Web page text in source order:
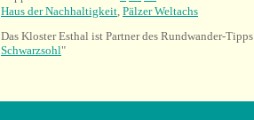
Haus der Nachhaltigkeit, Pälzer Weltachs
Das Kloster Esthal ist Partner des Rundwander-
Schwarzsohl"